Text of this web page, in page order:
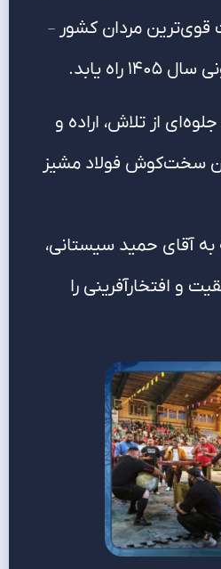
مردان کشور –
راه یابد.
از تلاش، اراده و
سخت‌کوش فولاد مشیز
آقای حمید سیستانی،
و افتخارآفرینی را